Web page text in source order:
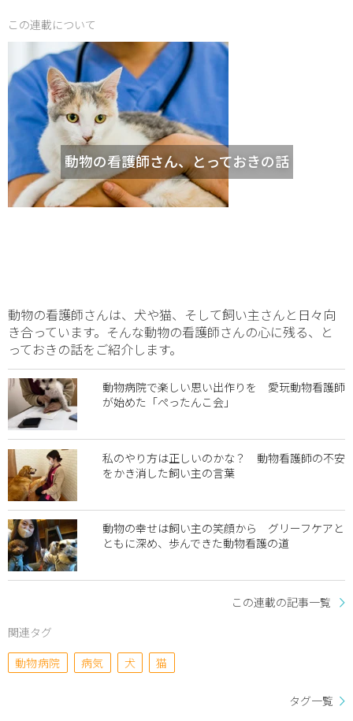
この連載について
動物の看護師さん、とっておきの話
動物の看護師さんは、犬や猫、そして飼い主さんと日々向
き合っています。そんな動物の看護師さんの心に残る、と
っておきの話をご紹介します。
動物病院で楽しい思い出作りを 愛玩動物看護師
が始めた「ぺったんこ会」
私のやり方は正しいのかな？ 動物看護師の不安
をかき消した飼い主の言葉
動物の幸せは飼い主の笑顔から グリーフケアと
ともに深め、歩んできた動物看護の道
この連載の記事一覧
関連タグ
動物病院
病気 犬 猫
タグ一覧